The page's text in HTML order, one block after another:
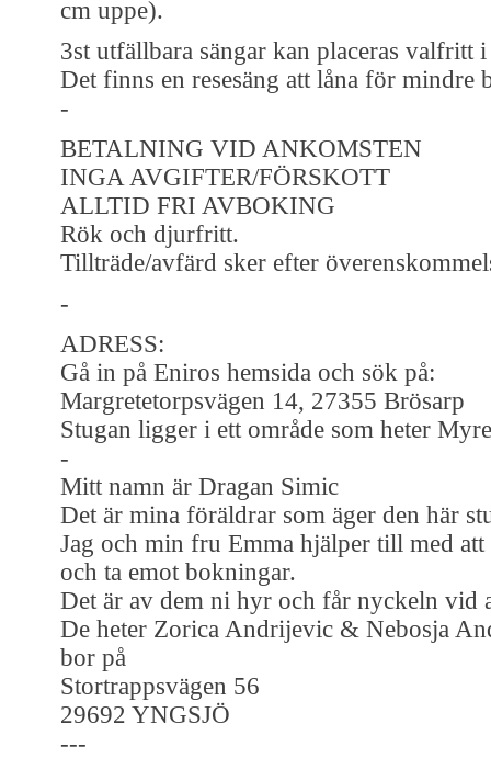
cm uppe).
3st utfällbara sängar kan placeras valfritt
Det finns en resesäng att låna för mindre
-
BETALNING VID ANKOMSTEN
INGA AVGIFTER/FÖRSKOTT
ALLTID FRI AVBOKING
Rök och djurfritt.
Tillträde/avfärd sker efter
-
ADRESS:
Gå in på Eniros hemsida och sök på:
Margretetorpsvägen 14, 27355 Brösarp
Stugan ligger i ett område som heter
-
Mitt namn är Dragan Simic
Det är mina föräldrar som äger den här
Jag och min fru Emma hjälper till med att
och ta emot bokningar.
Det är av dem ni hyr och får nyckeln vid
De heter Zorica Andrijevic & Nebosja
bor på
Stortrappsvägen 56
29692 YNGSJÖ
---